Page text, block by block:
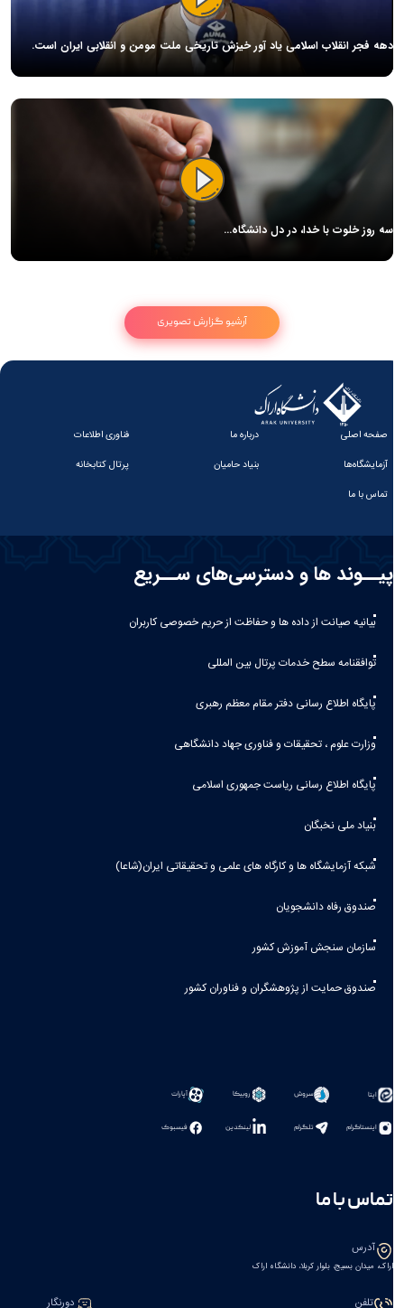
دهه فجر انقلاب اسلامی یاد آور خیزش تاریخی ملت مومن و انقلابی ایران است.
سه روز خلوت با خدا، در دل دانشگاه…
آرشیو گزارش تصویری
صفحه اصلی درباره ما
فناوری اطلاعات
آزمایشگاه‌ها
بنیاد حامیان
پرتال کتابخانه
تماس با ما
پیــوند ها و دسترسی‌های ســریع
بیانیه صيانت از داده ها و حفاظت از حريم خصوصی كاربران
توافقنامه سطح خدمات پرتال بین المللی
پایگاه اطلاع رسانی دفتر مقام معظم رهبری
وزارت علوم ، تحقیقات و فناوری جهاد دانشگاهی
پایگاه اطلاع رسانی ریاست جمهوری اسلامی
بنیاد ملی نخبگان
شبکه آزمایشگاه ها و کارگاه های علمی و تحقیقاتی ایران(شاعا)
صندوق رفاه دانشجویان
سازمان سنجش آموزش کشور
صندوق حمایت از پژوهشگران و فناوران کشور
ایتا سروش روبیکا آپارات
اینستاگرام تلگرام لینکدین فیسبوک
تماس با ما
آدرس
اراک، میدان بسیج، بلوار کربلا، دانشگاه اراک
تلفن دورنگار